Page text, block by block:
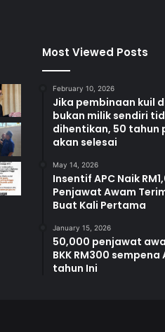
Most Viewed Posts
February 10, 2026
Jika pembinaan kuil
bukan milik sendiri
dihentikan, 50 tahun
akan selesai
May 14, 2026
Insentif APC Naik
Penjawat Awam
Buat Kali Pertama
January 15, 2026
50,000 penjawat
BKK RM300
tahun Ini